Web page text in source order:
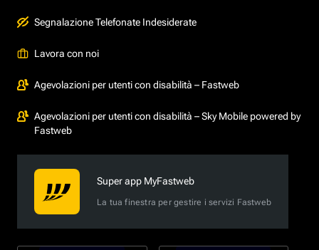
Segnalazione Telefonate Indesiderate
Lavora con noi
Agevolazioni per utenti con disabilità – Fastweb
Agevolazioni per utenti con disabilità – Sky Mobile powered by
Fastweb
Super app MyFastweb
La tua finestra per gestire i servizi Fastweb